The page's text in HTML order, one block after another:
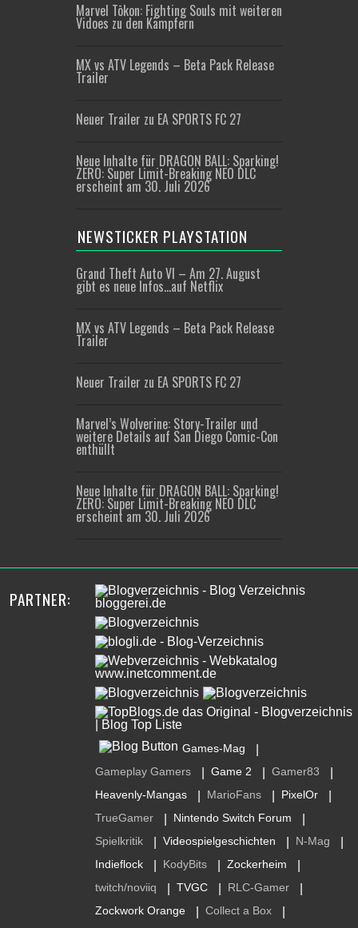
Marvel Tōkon: Fighting Souls mit weiteren
Vidoes zu den Kämpfern
MX vs ATV Legends – Beta Pack Release
Trailer
Neuer Trailer zu EA SPORTS FC 27
Neue Inhalte für DRAGON BALL: Sparking!
ZERO: Super Limit-Breaking NEO DLC
erscheint am 30. Juli 2026
NEWSTICKER PLAYSTATION
Grand Theft Auto VI – Am 27. August
gibt es neue Infos…auf Netflix
MX vs ATV Legends – Beta Pack Release
Trailer
Neuer Trailer zu EA SPORTS FC 27
Marvel’s Wolverine: Story-Trailer und
weitere Details auf San Diego Comic-Con
enthüllt
Neue Inhalte für DRAGON BALL: Sparking!
ZERO: Super Limit-Breaking NEO DLC
erscheint am 30. Juli 2026
PARTNER:
Games-Mag
Gameplay Gamers Game 2 Gamer83
Heavenly-Mangas MarioFans PixelOr
TrueGamer Nintendo Switch Forum
Spielkritik Videospielgeschichten N-Mag
Indieflock KodyBits Zockerheim
twitch/noviiq TVGC RLC-Gamer
Zockwork Orange Collect a Box